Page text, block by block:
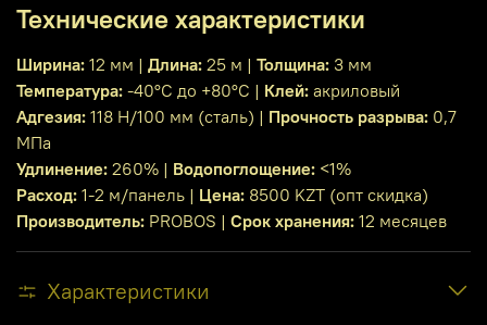
Технические характеристики
Ширина: 12 мм | Длина: 25 м | Толщина: 3 мм
Температура: -40°C до +80°C | Клей: акриловый
Адгезия: 118 Н/100 мм (сталь) | Прочность разрыва: 0,7
МПа
Удлинение: 260% | Водопоглощение: <1%
Расход: 1-2 м/панель | Цена: 8500 KZT (опт скидка)
Производитель: PROBOS | Срок хранения: 12 месяцев
Характеристики